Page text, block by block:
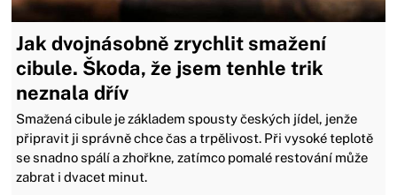
Jak dvojnásobně zrychlit smažení
cibule. Škoda, že jsem tenhle trik
neznala dřív
Smažená cibule je základem spousty českých jídel, jenže
připravit ji správně chce čas a trpělivost. Při vysoké teplotě
se snadno spálí a zhořkne, zatímco pomalé restování může
zabrat i dvacet minut.